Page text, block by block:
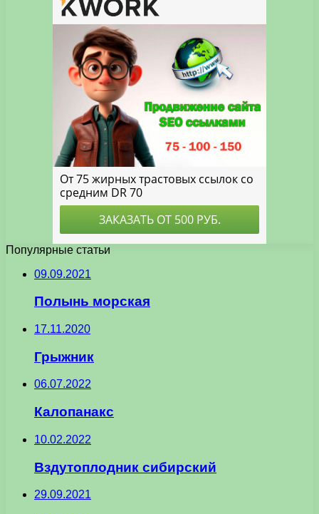
Популярные статьи
09.09.2021
Полынь морская
17.11.2020
Грыжник
06.07.2022
Калопанакс
10.02.2022
Вздутоплодник сибирский
29.09.2021